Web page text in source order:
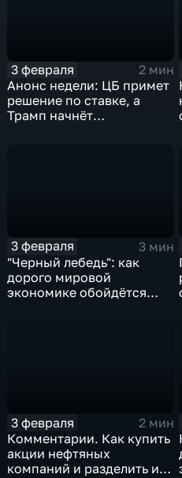
3 февраля
2 мин
Анонс недели: ЦБ примет
решение по ставке, а
Трамп начнёт
3 февраля
3 мин
"Черный лебедь": как
дорого мировой
экономике обойдётся
3 февраля
2 мин
Комментарии. Как купить
акции нефтяных
компаний и разделить их